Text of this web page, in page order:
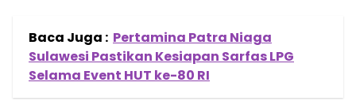
Baca Juga : Pertamina Patra Niaga
Sulawesi Pastikan Kesiapan Sarfas LPG
Selama Event HUT ke-80 RI